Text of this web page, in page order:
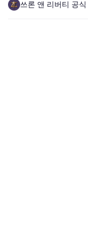
쓰론 앤 리버티 공식